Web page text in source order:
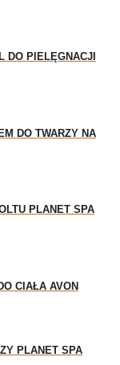
DO PIELĘGNACJI
DO TWARZY NA
PLANET SPA
CIAŁA AVON
PLANET SPA